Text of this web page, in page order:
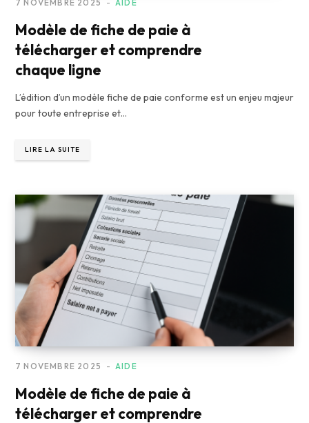
AIDE
7 NOVEMBRE 2025
Modèle de fiche de paie à
télécharger et comprendre
chaque ligne
L’édition d’un modèle fiche de paie conforme est un enjeu majeur
pour toute entreprise et…
LIRE LA SUITE
AIDE
7 NOVEMBRE 2025
Modèle de fiche de paie à
télécharger et comprendre